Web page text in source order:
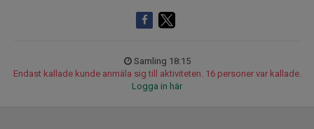
Samling 18:15
Endast kallade kunde anmäla sig till aktiviteten. 16 personer var kallade.
Logga in här